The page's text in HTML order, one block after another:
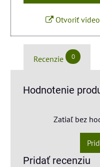
Otvoriť
Recenzie 0
Hodnotenie
Zatiaľ bez
Pridať recenziu